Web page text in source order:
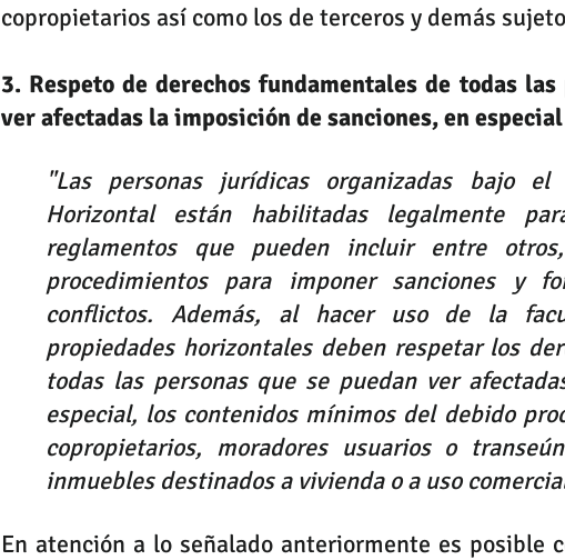
copropietarios así como los de terceros y demás
3. Respeto de derechos fundamentales de todas
ver afectadas la imposición de sanciones, en
"Las personas jurídicas organizadas bajo el
Horizontal están habilitadas legalmente
reglamentos que pueden incluir entre
procedimientos para imponer sanciones y
conflictos. Además, al hacer uso de la
propiedades horizontales deben respetar los
todas las personas que se puedan ver
especial, los contenidos mínimos del debido
copropietarios, moradores usuarios o
inmuebles destinados a vivienda o a uso
En atención a lo señalado anteriormente es posible